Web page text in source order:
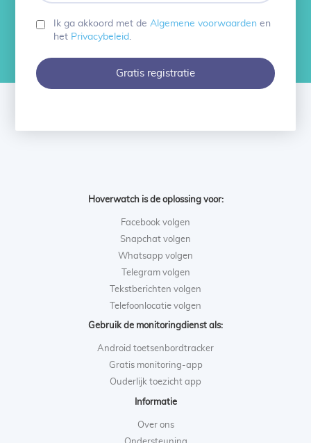
wachtwoord
in
Ik ga akkoord met de Algemene voorwaardenen
het Privacybeleid
Gratis registratie
Hoverwatch is de oplossing voor:
Facebook volgen
Snapchat volgen
Whatsapp volgen
Telegram volgen
Tekstberichten volgen
Telefoonlocatie volgen
Gebruik de monitoringdienst als:
Android toetsenbordtracker
Gratis monitoring-app
Ouderlijk toezicht app
Informatie
Over ons